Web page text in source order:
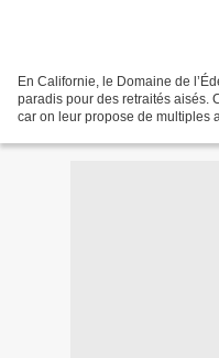
En Californie, le Domaine de
paradis pour des retraités aisés.
car on leur propose de multiples